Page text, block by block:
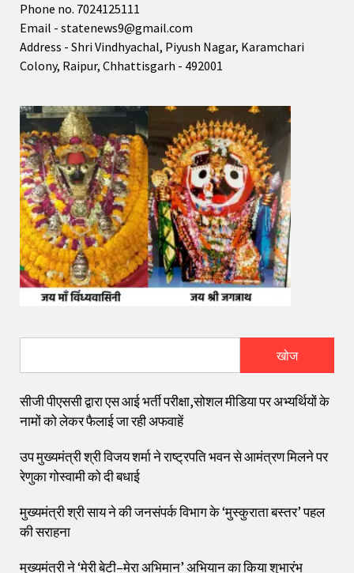
Phone no. 7024125111
Email - statenews9@gmail.com
Address - Shri Vindhyachal, Piyush Nagar, Karamchari
Colony, Raipur, Chhattisgarh - 492001
खोज
सीजी पीएससी द्वारा एस आई भर्ती परीक्षा,सोशल मीडिया पर अभ्यर्थियों के
नामों को लेकर फैलाई जा रही अफवाहें
उप मुख्यमंत्री श्री विजय शर्मा ने राष्ट्रपति भवन से आमंत्रण मिलने पर
रेणुका गोस्वामी को दी बधाई
मुख्यमंत्री श्री साय ने की जनसंपर्क विभाग के ‘मुस्कुराता बस्तर’ पहल
की सराहना
मुख्यमंत्री ने ‘मेरी बेटी–मेरा अभिमान’ अभियान का किया शुभारंभ